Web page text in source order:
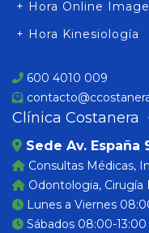
+ Hora Online
+ Hora Kinesiología
600 4010 009
Clínica Costanera
Sede Av. España
Consultas Médicas,
Odontologia,
Lunes a Viernes
Sábados 08:00-13:00